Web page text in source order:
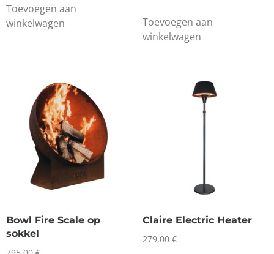
Toevoegen aan
winkelwagen
Toevoegen aan
winkelwagen
Bowl Fire Scale op
sokkel
Claire Electric Heater
279,00 €